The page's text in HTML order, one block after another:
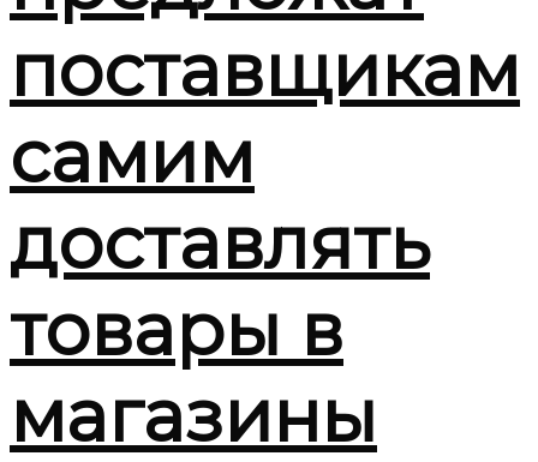
поставщикам
самим
доставлять
товары в
магазины